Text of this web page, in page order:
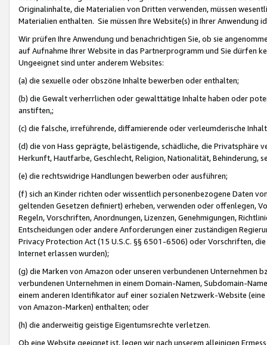
Originalinhalte, die Materialien von Dritten verwenden, müssen
Materialien enthalten. Sie müssen Ihre Website(s) in Ihrer Anwendung
Wir prüfen Ihre Anwendung und benachrichtigen Sie, ob sie
auf Aufnahme Ihrer Website in das Partnerprogramm und Sie dürfen
Ungeeignet sind unter anderem Websites:
(a) die sexuelle oder obszöne Inhalte bewerben oder enthalten;
(b) die Gewalt verherrlichen oder gewalttätige Inhalte haben oder
anstiften,;
(c) die falsche, irreführende, diffamierende oder verleumderische
(d) die von Hass geprägte, belästigende, schädliche, die Privatsphäre
Herkunft, Hautfarbe, Geschlecht, Religion, Nationalität, Behinderung,
(e) die rechtswidrige Handlungen bewerben oder ausführen;
(f) sich an Kinder richten oder wissentlich personenbezogene Daten
geltenden Gesetzen definiert) erheben, verwenden oder offenlegen,
Regeln, Vorschriften, Anordnungen, Lizenzen, Genehmigungen,
Entscheidungen oder andere Anforderungen einer zuständigen
Privacy Protection Act (15 U.S.C. §§ 6501-6506) oder Vorschriften,
Internet erlassen wurden);
(g) die Marken von Amazon oder unseren verbundenen Unternehmen
verbundenen Unternehmen in einem Domain-Namen, Subdomain-
einem anderen Identifikator auf einer sozialen Netzwerk-Website
von Amazon-Marken) enthalten; oder
(h) die anderweitig geistige Eigentumsrechte verletzen.
Ob eine Website geeignet ist, legen wir nach unserem alleinigen